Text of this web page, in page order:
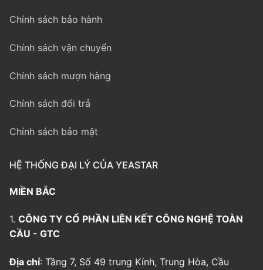
Chính sách bảo hành
Chính sách vận chuyển
Chính sách mượn hàng
Chính sách đổi trả
Chính sách bảo mật
HỆ THỐNG ĐẠI LÝ CỦA YEASTAR
MIỀN BẮC
1. CÔNG TY CỔ PHẦN LIÊN KẾT CÔNG NGHỆ TOÀN
CẦU - GTC
Địa chỉ: Tầng 7, Số 49 trung Kính, Trung Hòa, Cầu